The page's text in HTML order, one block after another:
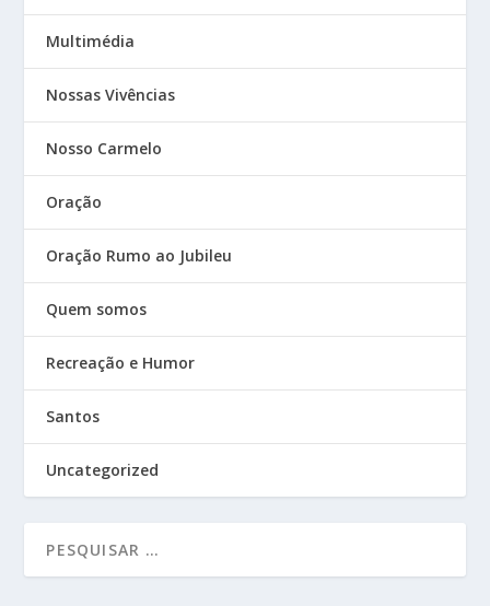
Multimédia
Nossas Vivências
Nosso Carmelo
Oração
Oração Rumo ao Jubileu
Quem somos
Recreação e Humor
Santos
Uncategorized